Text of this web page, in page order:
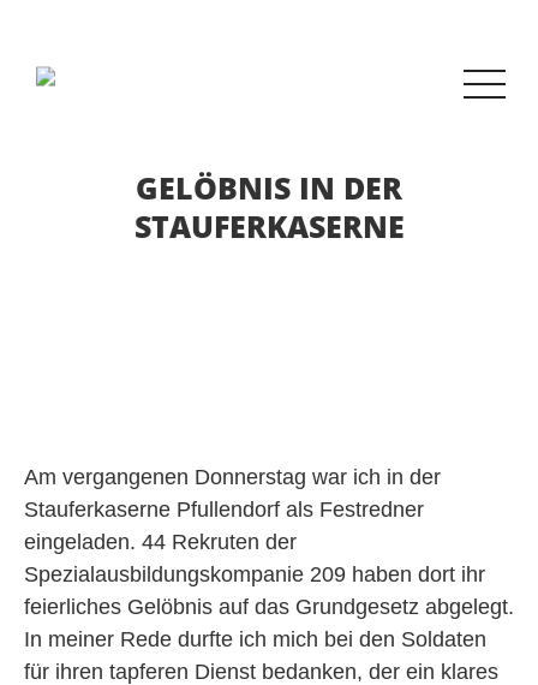
GELÖBNIS IN DER
STAUFERKASERNE
Am vergangenen Donnerstag war ich in der
Stauferkaserne Pfullendorf als Festredner
eingeladen. 44 Rekruten der
Spezialausbildungskompanie 209 haben dort ihr
feierliches Gelöbnis auf das Grundgesetz abgelegt.
In meiner Rede durfte ich mich bei den Soldaten
für ihren tapferen Dienst bedanken, der ein klares